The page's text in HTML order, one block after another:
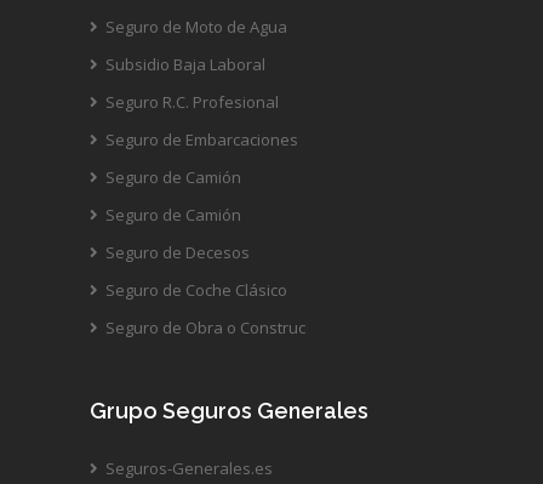
Seguro de Moto de Agua
Subsidio Baja Laboral
Seguro R.C. Profesional
Seguro de Embarcaciones
Seguro de Camión
Seguro de Camión
Seguro de Decesos
Seguro de Coche Clásico
Seguro de Obra o Construc
Grupo Seguros Generales
Seguros-Generales.es